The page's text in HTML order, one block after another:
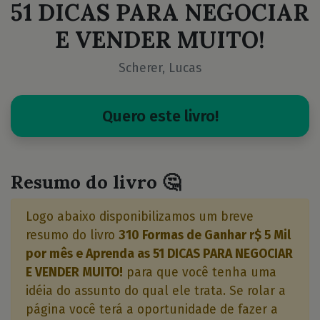
51 DICAS PARA NEGOCIAR
E VENDER MUITO!
Scherer, Lucas
Quero este livro!
Resumo do livro 🤔
Logo abaixo disponibilizamos um breve
resumo do livro 310 Formas de Ganhar r$ 5 Mil
por mês e Aprenda as 51 DICAS PARA NEGOCIAR
E VENDER MUITO! para que você tenha uma
idéia do assunto do qual ele trata. Se rolar a
página você terá a oportunidade de fazer a